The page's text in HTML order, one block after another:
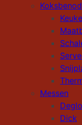
Messen
Dick